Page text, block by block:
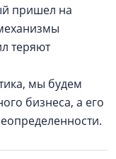
пришел на
теряют
мы будем
бизнеса, а его